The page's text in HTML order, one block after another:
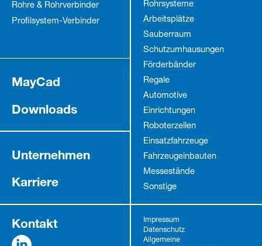
Rohre & Rohrverbinder
Profilsystem-Verbinder
Rohrsysteme
Arbeitsplätze
Sauberraum
Schutz­umhausungen
Förderbänder
Regale
Automotive
Einrichtungen
Roboterzellen
Einsatzfahrzeuge
Fahrzeug­einbauten
Messestände
Sonstige
MayCad
Downloads
Unternehmen
Karriere
Kontakt
Impressum
Datenschutz
Allgemeine